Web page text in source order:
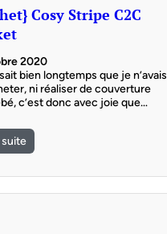
Cosy Stripe C2C
2020
bien longtemps que je n’avais
ni réaliser de couverture
c’est donc avec joie que…
suite